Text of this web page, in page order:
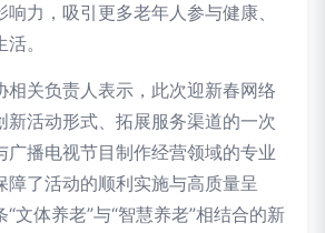
力，吸引更多老年人参与健康、
。
相关负责人表示，此次迎新春网络
新活动形式、拓展服务渠道的一次
广播电视节目制作经营领域的专业
障了活动的顺利实施与高质量呈
文体养老”与“智慧养老”相结合的新